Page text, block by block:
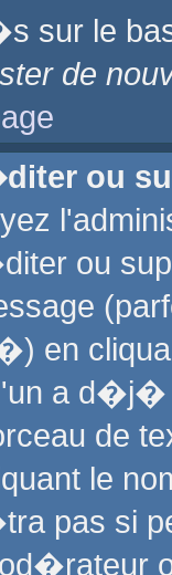
sur le
de
ou
ou
en
a
de
le
pas si